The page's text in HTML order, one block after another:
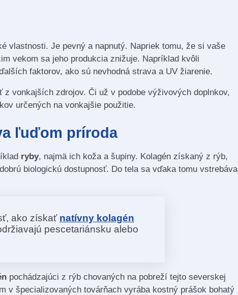
vlastnosti. Je pevný a napnutý. Napriek tomu, že si vaše
vekom sa jeho produkcia znižuje. Napríklad kvôli
faktorov, ako sú nevhodná strava a UV žiarenie.
vonkajších zdrojov. Či už v podobe výživových doplnkov,
určených na vonkajšie použitie.
ľuďom príroda
ryby, najmä ich koža a šupiny. Kolagén získaný z rýb,
biologickú dostupnosť. Do tela sa vďaka tomu vstrebáva
ako získať natívny kolagén
pescetariánsku alebo
pochádzajúci z rýb chovaných na pobreží tejto severskej
v špecializovaných továrňach vyrába kostný prášok bohatý